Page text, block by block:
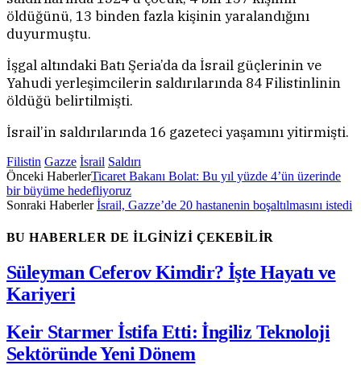
öldüğünü, 13 binden fazla kişinin yaralandığını
duyurmuştu.
İşgal altındaki Batı Şeria’da da İsrail güçlerinin ve
Yahudi yerleşimcilerin saldırılarında 84 Filistinlinin
öldüğü belirtilmişti.
İsrail’in saldırılarında 16 gazeteci yaşamını yitirmişti.
Filistin Gazze İsrail Saldırı
Önceki HaberlerTicaret Bakanı Bolat: Bu yıl yüzde 4’ün üzerinde
bir büyüme hedefliyoruz
Sonraki Haberlerİsrail, Gazze’de 20 hastanenin boşaltılmasını istedi
BU HABERLER DE İLGİNİZİ ÇEKEBİLİR
Süleyman Ceferov Kimdir? İşte Hayatı ve
Kariyeri
Keir Starmer İstifa Etti: İngiliz Teknoloji
Sektöründe Yeni Dönem